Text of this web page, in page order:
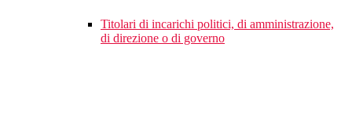
Titolari di incarichi politici, di amministrazione,
di direzione o di governo